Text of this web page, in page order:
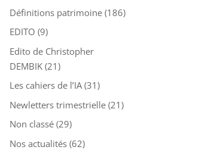
Définitions patrimoine (186)
EDITO (9)
Edito de Christopher
DEMBIK (21)
Les cahiers de l’IA(31)
Newletters trimestrielle (21)
Non classé (29)
Nos actualités (62)